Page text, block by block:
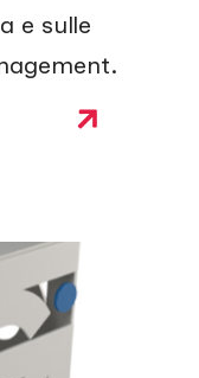
e sulle